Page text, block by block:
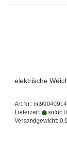
elektrische
Art.Nr.: mt99040914
Lieferzeit:
sofort
Versandgewicht: